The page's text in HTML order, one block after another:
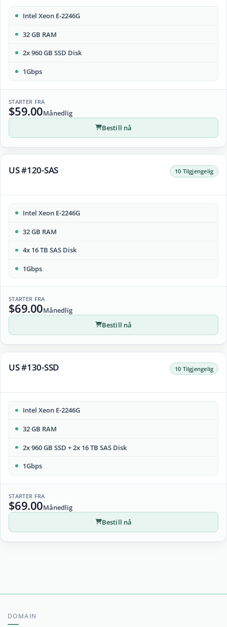
Intel Xeon E-2246G
32 GB RAM
2x 960 GB SSD Disk
1Gbps
STARTER FRA
$59.00Månedlig
Bestill nå
US #120-SAS 10 Tilgjengelig
Intel Xeon E-2246G
32 GB RAM
4x 16 TB SAS Disk
1Gbps
STARTER FRA
$69.00Månedlig
Bestill nå
US #130-SSD 10 Tilgjengelig
Intel Xeon E-2246G
32 GB RAM
2x 960 GB SSD + 2x 16 TB SAS Disk
1Gbps
STARTER FRA
$69.00Månedlig
Bestill nå
DOMAIN